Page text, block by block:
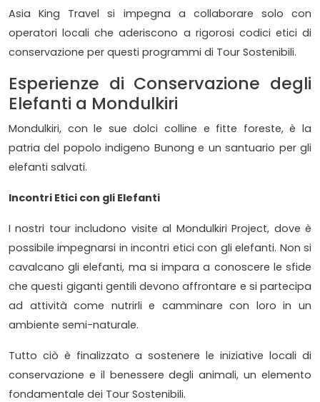
Asia King Travel si impegna a collaborare solo con
operatori locali che aderiscono a rigorosi codici etici di
conservazione per questi programmi di Tour Sostenibili.
Esperienze di Conservazione degli
Elefanti a Mondulkiri
Mondulkiri, con le sue dolci colline e fitte foreste, è la
patria del popolo indigeno Bunong e un santuario per gli
elefanti salvati.
Incontri Etici con gli Elefanti
I nostri tour includono visite al Mondulkiri Project, dove è
possibile impegnarsi in incontri etici con gli elefanti. Non si
cavalcano gli elefanti, ma si impara a conoscere le sfide
che questi giganti gentili devono affrontare e si partecipa
ad attività come nutrirli e camminare con loro in un
ambiente semi-naturale.
Tutto ciò è finalizzato a sostenere le iniziative locali di
conservazione e il benessere degli animali, un elemento
fondamentale dei Tour Sostenibili.